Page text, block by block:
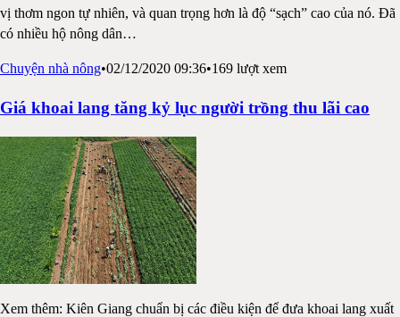
vị thơm ngon tự nhiên, và quan trọng hơn là độ “sạch” cao của nó. Đã
có nhiều hộ nông dân…
Chuyện nhà nông•02/12/2020 09:36•169 lượt xem
Giá khoai lang tăng kỷ lục người trồng thu lãi cao
Xem thêm: Kiên Giang chuẩn bị các điều kiện để đưa khoai lang xuất